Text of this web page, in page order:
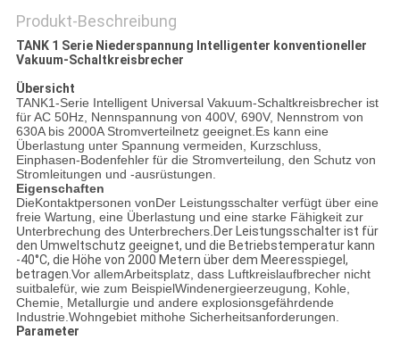
Produkt-Beschreibung
TANK 1 Serie Niederspannung Intelligenter konventioneller
Vakuum-Schaltkreisbrecher
Übersicht
TANK1-Serie Intelligent Universal Vakuum-Schaltkreisbrecher ist
für AC 50Hz, Nennspannung von 400V, 690V, Nennstrom von
630A bis 2000A Stromverteilnetz geeignet.Es kann eine
Überlastung unter Spannung vermeiden, Kurzschluss,
Einphasen-Bodenfehler für die Stromverteilung, den Schutz von
Stromleitungen und -ausrüstungen.
Eigenschaften
DieKontaktpersonen vonDer Leistungsschalter verfügt über eine
freie Wartung, eine Überlastung und eine starke Fähigkeit zur
Unterbrechung des Unterbrechers.Der Leistungsschalter ist für
den Umweltschutz geeignet, und die Betriebstemperatur kann
-40°C, die Höhe von 2000 Metern über dem Meeresspiegel,
betragen.Vor allemArbeitsplatz, dass Luftkreislaufbrecher nicht
suitbalefür, wie zum BeispielWindenergieerzeugung, Kohle,
Chemie, Metallurgie und andere explosionsgefährdende
Industrie.Wohngebiet mithohe Sicherheitsanforderungen.
Parameter